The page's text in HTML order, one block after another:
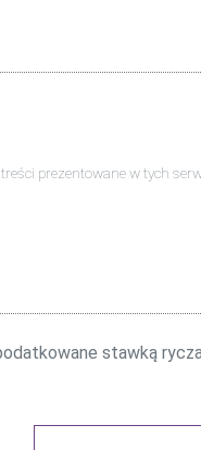
prezentowane w tych
stawką